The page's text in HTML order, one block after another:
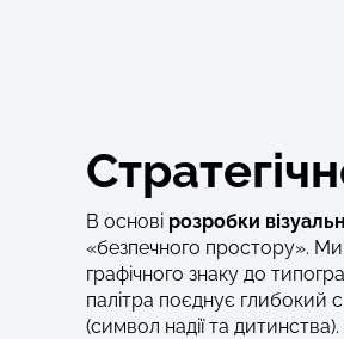
В основі розробки
«безпечного простору».
графічного знаку до
палітра поєднує глибокий
(символ надії та